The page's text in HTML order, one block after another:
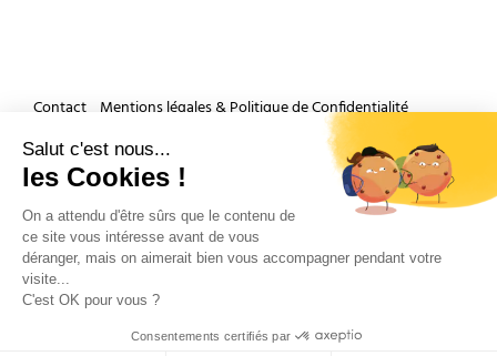
Salut c'est nous...
les Cookies !
On a attendu d'être sûrs que le contenu de
ce site vous intéresse avant de vous
déranger, mais on aimerait bien vous accompagner pendant votre
visite...
C'est OK pour vous ?
Consentements certifiés par
Contact Mentions légales & Politique de Confidentialité
Et si nous parlions de votre mariage ?